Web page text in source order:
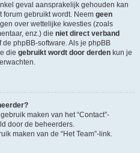
geval aansprakelijk gehouden kan
gebruikt wordt. Neem geen
over wettelijke kwesties (zoals
enz.) die niet direct verband
phpBB-software. Als je phpBB
die gebruikt wordt door derden kun je
maken van het “Contact”-
door de beheerders.
maken van de “Het Team”-link.